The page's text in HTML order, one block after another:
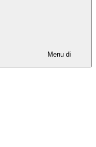
Menu di